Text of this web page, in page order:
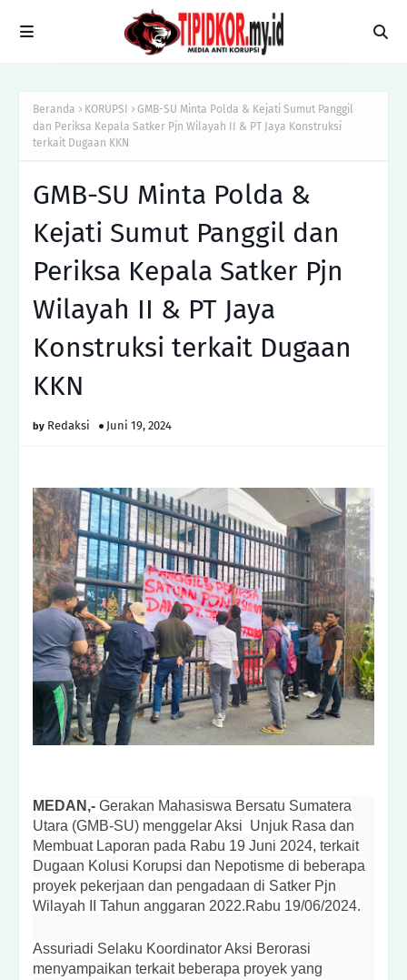
Beranda KORUPSI
GMB-SU Minta Polda & Kejati Sumut Panggil
dan Periksa Kepala Satker Pjn Wilayah II & PT Jaya Konstruksi
terkait Dugaan KKN
GMB-SU Minta Polda &
Kejati Sumut Panggil dan
Periksa Kepala Satker Pjn
Wilayah II & PT Jaya
Konstruksi terkait Dugaan
KKN
Redaksi Juni 19, 2024
MEDAN,- Gerakan Mahasiswa Bersatu Sumatera
Utara (GMB-SU) menggelar Aksi Unjuk Rasa dan
Membuat Laporan pada Rabu 19 Juni 2024, terkait
Dugaan Kolusi Korupsi dan Nepotisme di beberapa
proyek pekerjaan dan pengadaan di Satker Pjn
Wilayah II Tahun anggaran 2022.Rabu 19/06/2024.
Assuriadi Selaku Koordinator Aksi Berorasi
menyampaikan terkait beberapa proyek yang